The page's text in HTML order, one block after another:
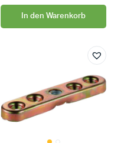
In den Warenkorb